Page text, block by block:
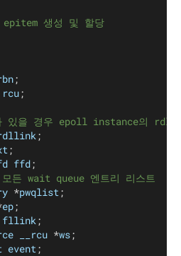
epitem 생성 및 할당
;
rcu;
있을 경우 epoll instance의
;
;
ffd;
든 wait queue 엔트리 리스트
*pwqlist;
ep;
fllink;
__rcu *ws;
event;